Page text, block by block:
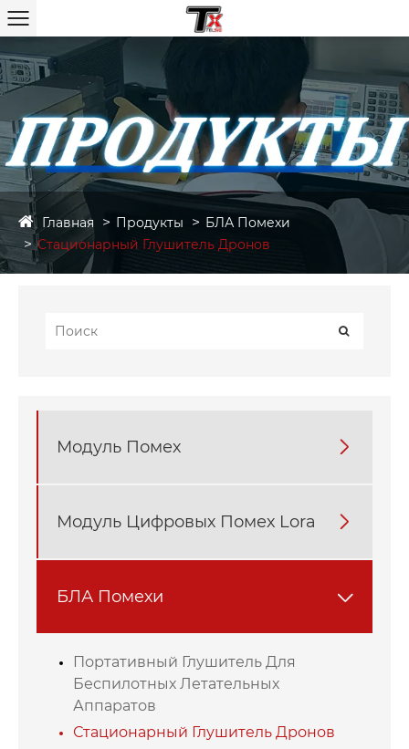
Главная Продукты
БЛА Помехи
Стационарный Глушитель Дронов
Модуль Помех 
Модуль Цифровых Помех Lora 
БЛА Помехи 
Портативный Глушитель Для
Беспилотных Летательных
Аппаратов
Стационарный Глушитель Дронов